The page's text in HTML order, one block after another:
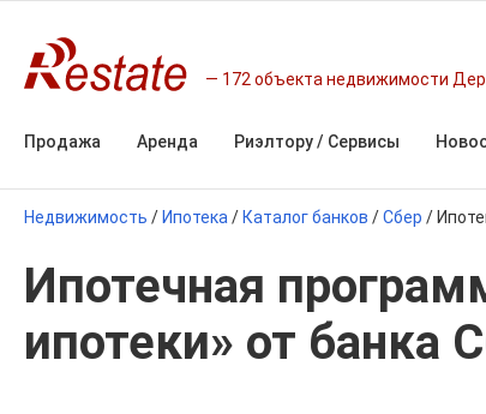
172 объекта недвижимости
Продажа Аренда Риэлтору / Сервисы
Недвижимость / Ипотека / Каталог банков /Сбер /
Ипотечная
ипотеки» от банка